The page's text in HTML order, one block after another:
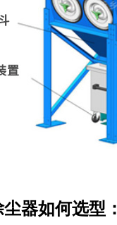
器如何选型：